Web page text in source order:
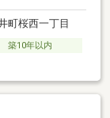
町桜西一丁目
築10年以内